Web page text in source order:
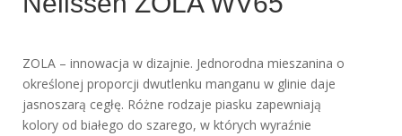
ZOLA – innowacja w dizajnie. Jednorodna mieszanina o
określonej proporcji dwutlenku manganu w glinie daje
jasnoszarą cegłę. Różne rodzaje piasku zapewniają
kolory od białego do szarego, w których wyraźnie